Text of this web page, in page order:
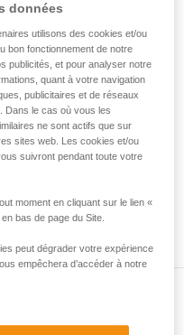
de techniques
en exister d’autres
ici.
se mette en
mauvaise position.
entre les éléments du
souple de maintien du
refaites un test de
par le premier
le second.
données
utilisons des cookies et/ou
bon fonctionnement de notre
publicités, et pour analyser notre
quant à votre navigation
publicitaires et de réseaux
Dans le cas où vous les
ne sont actifs que sur
sites web. Les cookies et/ou
suivront pendant toute votre
moment en cliquant sur le lien «
bas de page du Site.
peut dégrader votre expérience
empêchera d’accéder à notre